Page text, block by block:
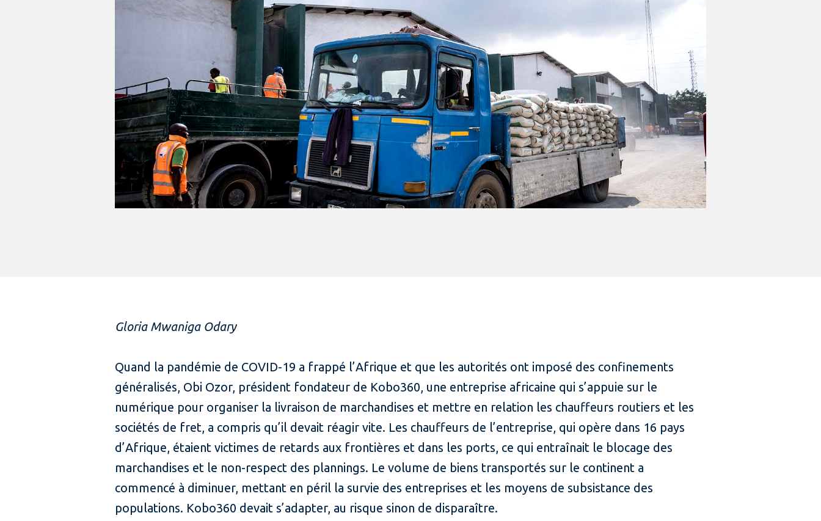
Gloria Mwaniga Odary
Quand la pandémie de COVID-19 a frappé l’Afrique et que les autorités ont imposé des confinements
généralisés, Obi Ozor, président fondateur de Kobo360, une entreprise africaine qui s’appuie sur le
numérique pour organiser la livraison de marchandises et mettre en relation les chauffeurs routiers et les
sociétés de fret, a compris qu’il devait réagir vite. Les chauffeurs de l’entreprise, qui opère dans 16 pays
d’Afrique, étaient victimes de retards aux frontières et dans les ports, ce qui entraînait le blocage des
marchandises et le non-respect des plannings. Le volume de biens transportés sur le continent a
commencé à diminuer, mettant en péril la survie des entreprises et les moyens de subsistance des
populations. Kobo360 devait s’adapter, au risque sinon de disparaître.